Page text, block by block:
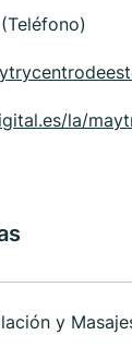
(Teléfono)
la/
y